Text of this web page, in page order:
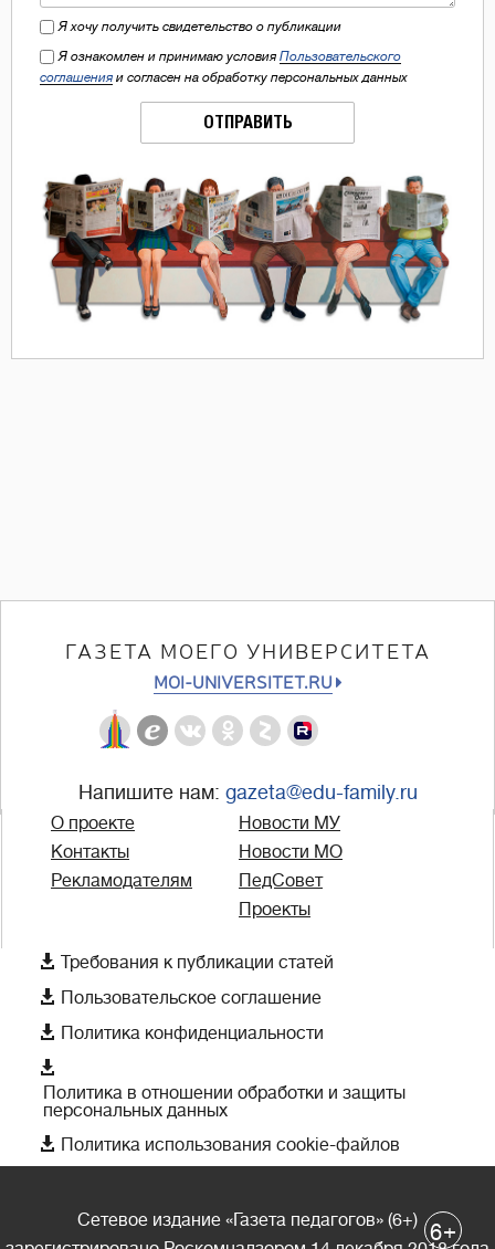
Я хочу получить свидетельство о публикации
Я ознакомлен и принимаю условия Пользовательского
соглашения и согласен на обработку персональных данных
ОТПРАВИТЬ
ГАЗЕТА МОЕГО УНИВЕРСИТЕТА
MOI-UNIVERSITET.RU
Напишите нам: gazeta@edu-family.ru
О проекте
Контакты
Рекламодателям
Новости МУ
Новости МО
ПедСовет
Проекты
 Требования к публикации статей
 Пользовательское соглашение
 Политика конфиденциальности

Политика в отношении обработки и защиты
персональных данных
 Политика использования cookie-файлов
Сетевое издание «Газета педагогов» (6+)
6+